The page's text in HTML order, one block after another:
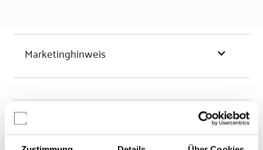
Marketinghinweis
Chancen & Risiken